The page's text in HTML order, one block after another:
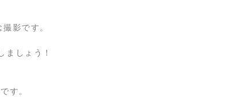
影です。
しょう！
す。